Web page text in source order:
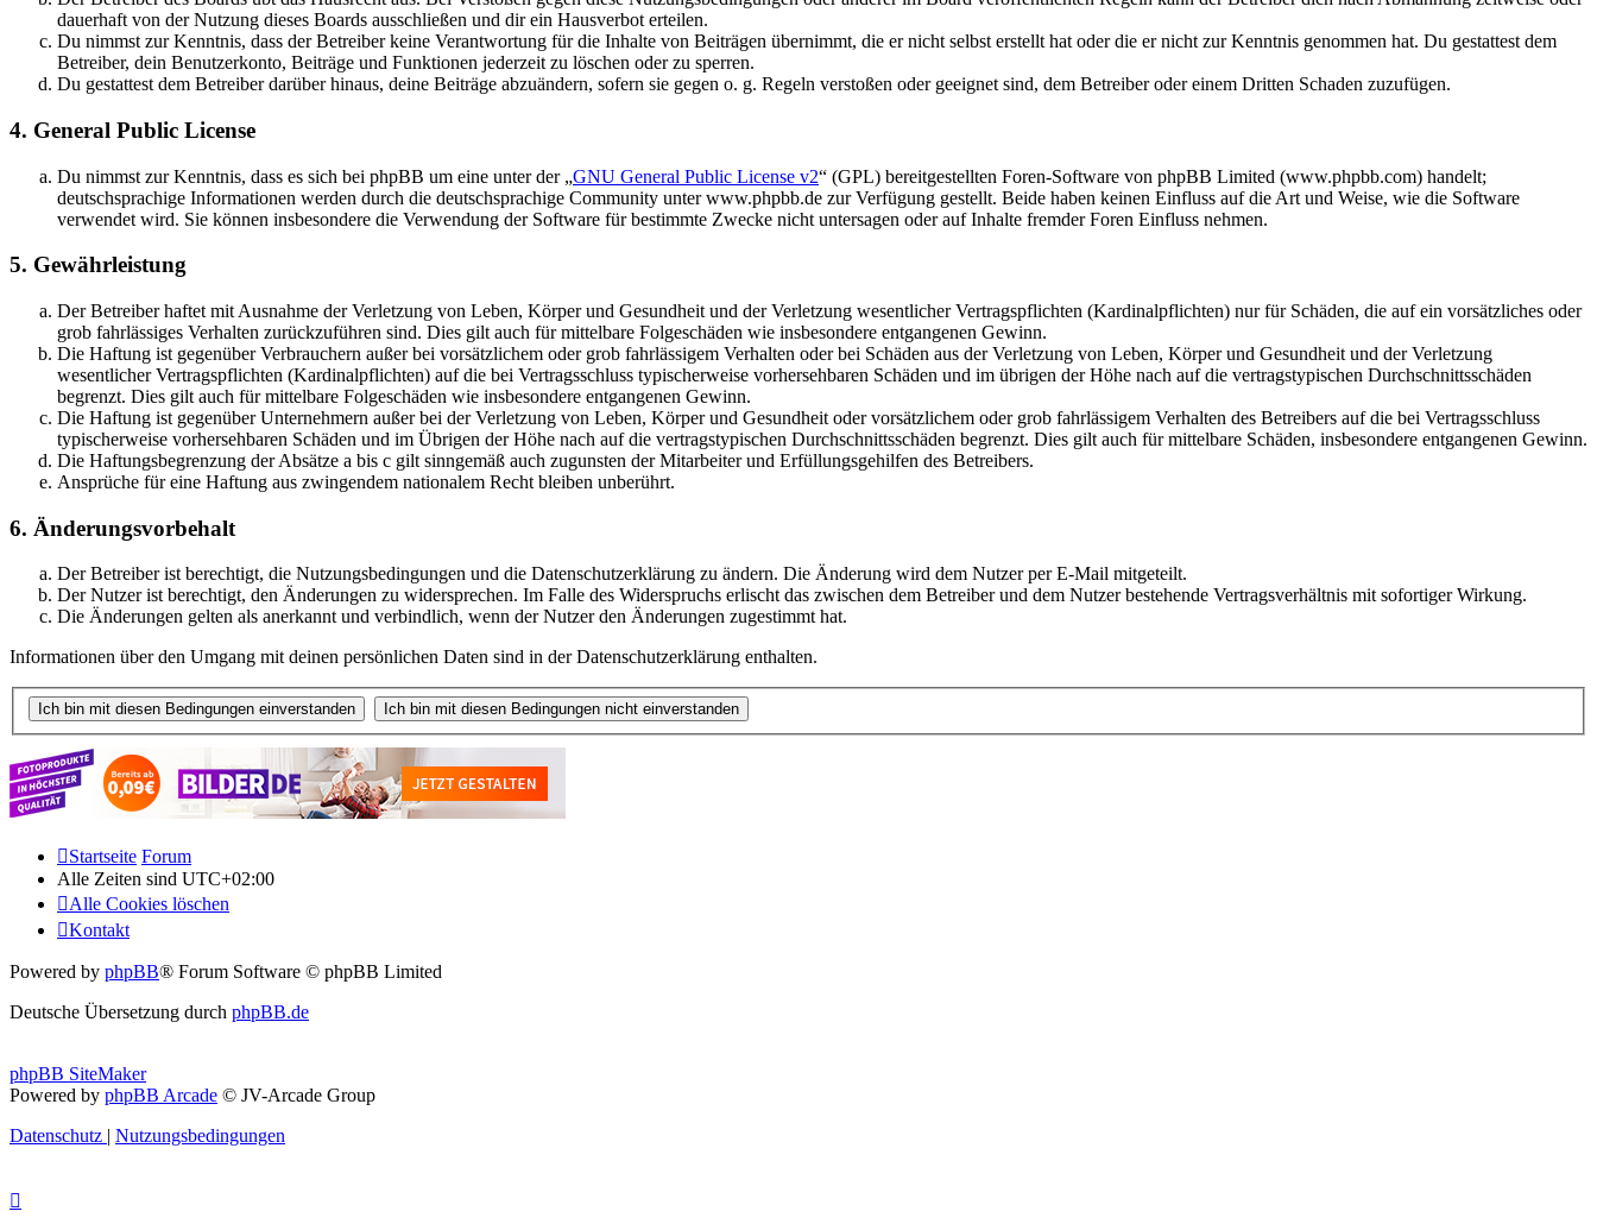
dauerhaft von der Nutzung dieses Boards ausschließen und dir ein Hausverbot erteilen.
Du nimmst zur Kenntnis, dass der Betreiber keine Verantwortung für die Inhalte von Beiträgen übernimmt, die er nicht selbst erstellt hat oder die er nicht zur Kenntnis genommen hat. Du gestattest dem
Betreiber, dein Benutzerkonto, Beiträge und Funktionen jederzeit zu löschen oder zu sperren.
Du gestattest dem Betreiber darüber hinaus, deine Beiträge abzuändern, sofern sie gegen o. g. Regeln verstoßen oder geeignet sind, dem Betreiber oder einem Dritten Schaden zuzufügen.
4. General Public License
Du nimmst zur Kenntnis, dass es sich bei phpBB um eine unter der „GNU General Public License v2“ (GPL) bereitgestellten Foren-Software von phpBB Limited (www.phpbb.com) handelt;
deutschsprachige Informationen werden durch die deutschsprachige Community unter www.phpbb.de zur Verfügung gestellt. Beide haben keinen Einfluss auf die Art und Weise, wie die Software
verwendet wird. Sie können insbesondere die Verwendung der Software für bestimmte Zwecke nicht untersagen oder auf Inhalte fremder Foren Einfluss nehmen.
5. Gewährleistung
Der Betreiber haftet mit Ausnahme der Verletzung von Leben, Körper und Gesundheit und der Verletzung wesentlicher Vertragspflichten (Kardinalpflichten) nur für Schäden, die auf ein vorsätzliches oder
grob fahrlässiges Verhalten zurückzuführen sind. Dies gilt auch für mittelbare Folgeschäden wie insbesondere entgangenen Gewinn.
Die Haftung ist gegenüber Verbrauchern außer bei vorsätzlichem oder grob fahrlässigem Verhalten oder bei Schäden aus der Verletzung von Leben, Körper und Gesundheit und der Verletzung
wesentlicher Vertragspflichten (Kardinalpflichten) auf die bei Vertragsschluss typischerweise vorhersehbaren Schäden und im übrigen der Höhe nach auf die vertragstypischen Durchschnittsschäden
begrenzt. Dies gilt auch für mittelbare Folgeschäden wie insbesondere entgangenen Gewinn.
Die Haftung ist gegenüber Unternehmern außer bei der Verletzung von Leben, Körper und Gesundheit oder vorsätzlichem oder grob fahrlässigem Verhalten des Betreibers auf die bei Vertragsschluss
typischerweise vorhersehbaren Schäden und im Übrigen der Höhe nach auf die vertragstypischen Durchschnittsschäden begrenzt. Dies gilt auch für mittelbare Schäden, insbesondere entgangenen Gewinn.
Die Haftungsbegrenzung der Absätze a bis c gilt sinngemäß auch zugunsten der Mitarbeiter und Erfüllungsgehilfen des Betreibers.
Ansprüche für eine Haftung aus zwingendem nationalem Recht bleiben unberührt.
6. Änderungsvorbehalt
Der Betreiber ist berechtigt, die Nutzungsbedingungen und die Datenschutzerklärung zu ändern. Die Änderung wird dem Nutzer per E-Mail mitgeteilt.
Der Nutzer ist berechtigt, den Änderungen zu widersprechen. Im Falle des Widerspruchs erlischt das zwischen dem Betreiber und dem Nutzer bestehende Vertragsverhältnis mit sofortiger Wirkung.
Die Änderungen gelten als anerkannt und verbindlich, wenn der Nutzer den Änderungen zugestimmt hat.
Informationen über den Umgang mit deinen persönlichen Daten sind in der Datenschutzerklärung enthalten.
Startseite Forum
Alle Zeiten sind UTC+02:00
Alle Cookies löschen
Kontakt
Powered by phpBB® Forum Software © phpBB Limited
Deutsche Übersetzung durch phpBB.de
phpBB SiteMaker
Powered by phpBB Arcade © JV-Arcade Group
Datenschutz | Nutzungsbedingungen